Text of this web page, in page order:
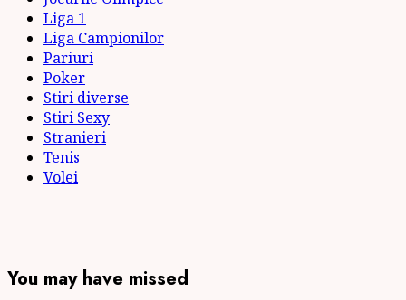
Liga 1
Liga Campionilor
Pariuri
Poker
Stiri diverse
Stiri Sexy
Stranieri
Tenis
Volei
You may have missed